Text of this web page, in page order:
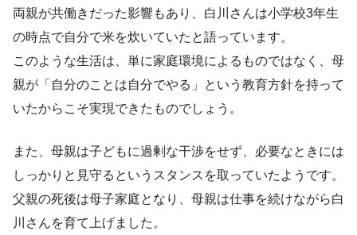
両親が共働きだった影響もあり、白川さんは小学校3年生
の時点で自分で米を炊いていたと語っています。
このような生活は、単に家庭環境によるものではなく、母
親が「自分のことは自分でやる」という教育方針を持って
いたからこそ実現できたものでしょう。
また、母親は子どもに過剰な干渉をせず、必要なときには
しっかりと見守るというスタンスを取っていたようです。
父親の死後は母子家庭となり、母親は仕事を続けながら白
川さんを育て上げました。